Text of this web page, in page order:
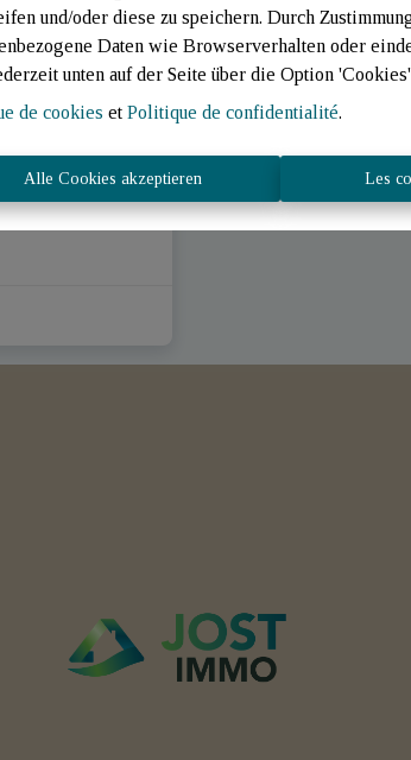
und/oder diese zu speichern. Durch
Daten wie Browserverhalten oder
unten auf der Seite über die Option
de cookies et Politique de confidentialité.
Alle Cookies akzeptieren Les
2108